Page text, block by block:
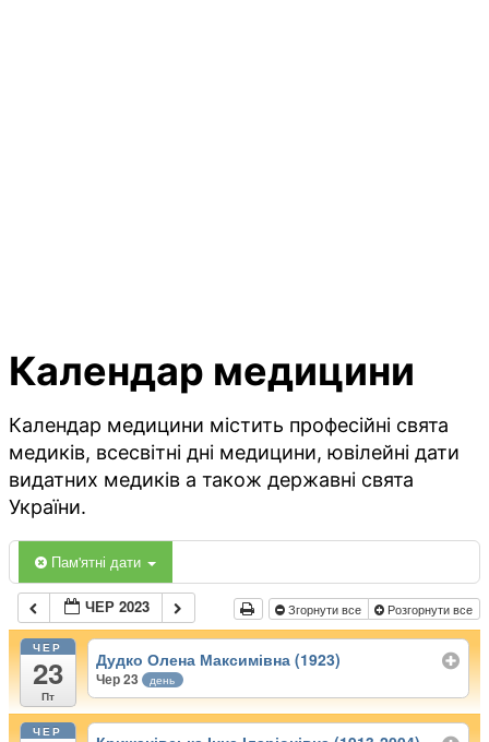
Календар медицини
Календар медицини містить професійні свята
медиків, всесвітні дні медицини, ювілейні дати
видатних медиків а також державні свята
України.
Пам'ятні дати
ЧЕР 2023 Згорнути все Розгорнути все
ЧЕР
23
Пт
Дудко Олена Максимівна (1923)
Чер 23 день
ЧЕР